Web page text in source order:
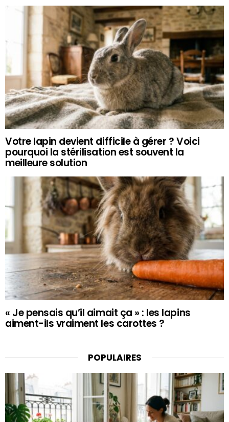
Votre lapin devient difficile à gérer ? Voici
pourquoi la stérilisation est souvent la
meilleure solution
« Je pensais qu’il aimait ça » : les lapins
aiment-ils vraiment les carottes ?
POPULAIRES